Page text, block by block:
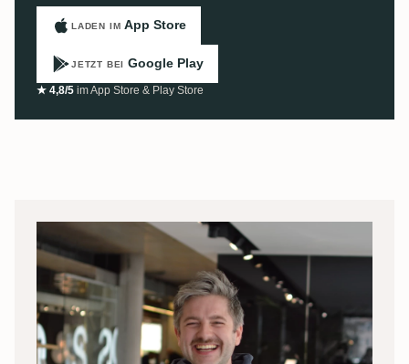
LADEN IM App Store
JETZT BEI Google Play
★ 4,8/5 im App Store & Play Store